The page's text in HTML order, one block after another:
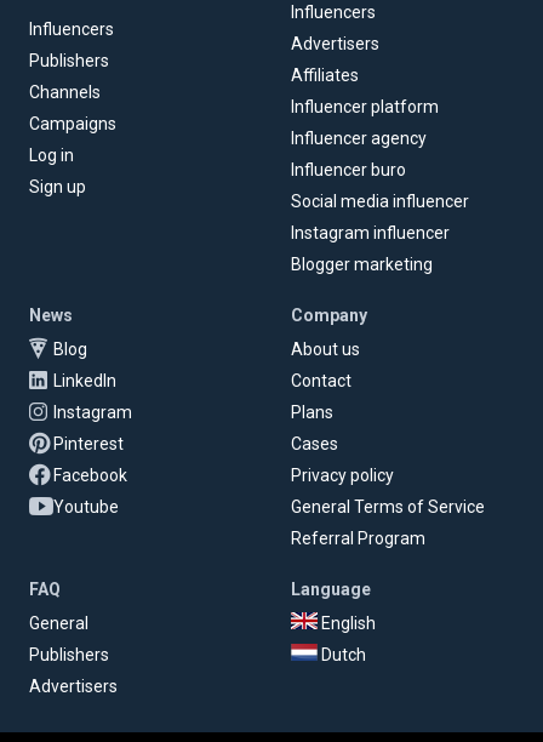
Influencers
Publishers
Channels
Campaigns
Log in
Sign up
Influencers
Advertisers
Affiliates
Influencer platform
Influencer agency
Influencer buro
Social media influencer
Instagram influencer
Blogger marketing
News
Blog
LinkedIn
Instagram
Pinterest
Facebook
Youtube
Company
About us
Contact
Plans
Cases
Privacy policy
General Terms of Service
Referral Program
FAQ
General
Publishers
Advertisers
Language
English
Dutch